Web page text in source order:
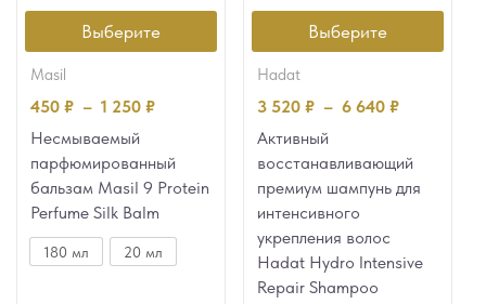
Выберите
masil
450 ₽ – 1 250 ₽
Несмываемый
парфюмированный
бальзам Masil 9 Protein
Perfume Silk Balm
180 мл 20 мл
Выберите
hadat
3 520 ₽ – 6 640 ₽
Активный
восстанавливающий
премиум шампунь для
интенсивного
укрепления волос
Hadat Hydro Intensive
Repair Shampoo